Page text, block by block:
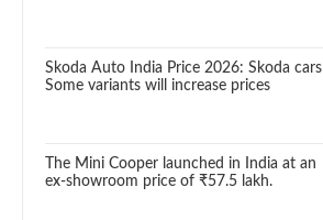
Skoda Auto India Price 2026: Skoda cars
Some variants will increase prices
The Mini Cooper launched in India at an
ex-showroom price of ₹57.5 lakh.